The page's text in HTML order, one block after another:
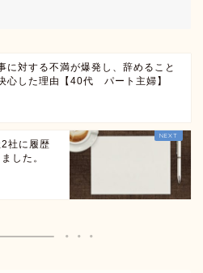
に対する不満が爆発し、辞めること
心した理由【40代 パート主婦】
社に履歴
した。